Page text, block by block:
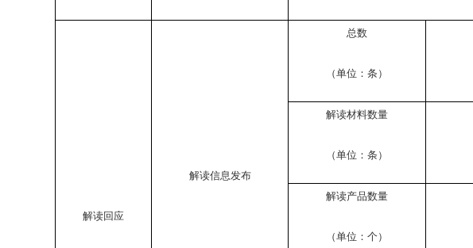
解读回应
解读信息发布
总数
（单位：条）
解读材料数量
（单位：条）
解读产品数量
（单位：个）